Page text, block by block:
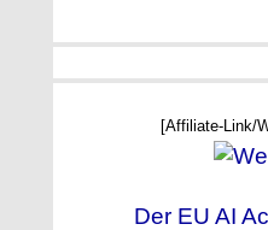
[Affiliate-Link/
Der EU AI